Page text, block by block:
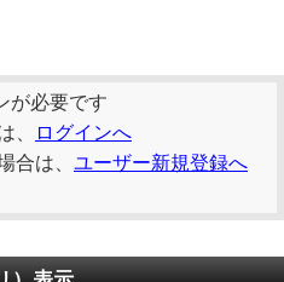
が必要です
、
ログインへ
合は、 ユーザー新規登録へ